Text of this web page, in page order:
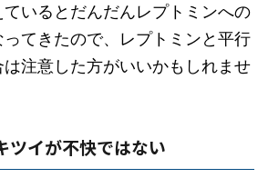
いるとだんだんレプトミンへの
てきたので、レプトミンと平行
は注意した方がいいかもしれませ
ツイが不快ではない